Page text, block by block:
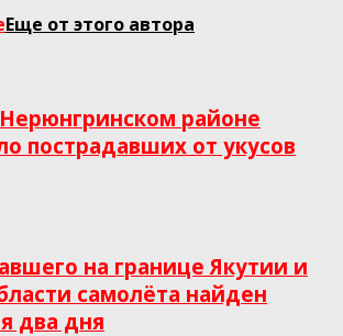
Еще от этого автора
районе
пострадавших от укусов
на границе Якутии и
самолёта найден
два дня